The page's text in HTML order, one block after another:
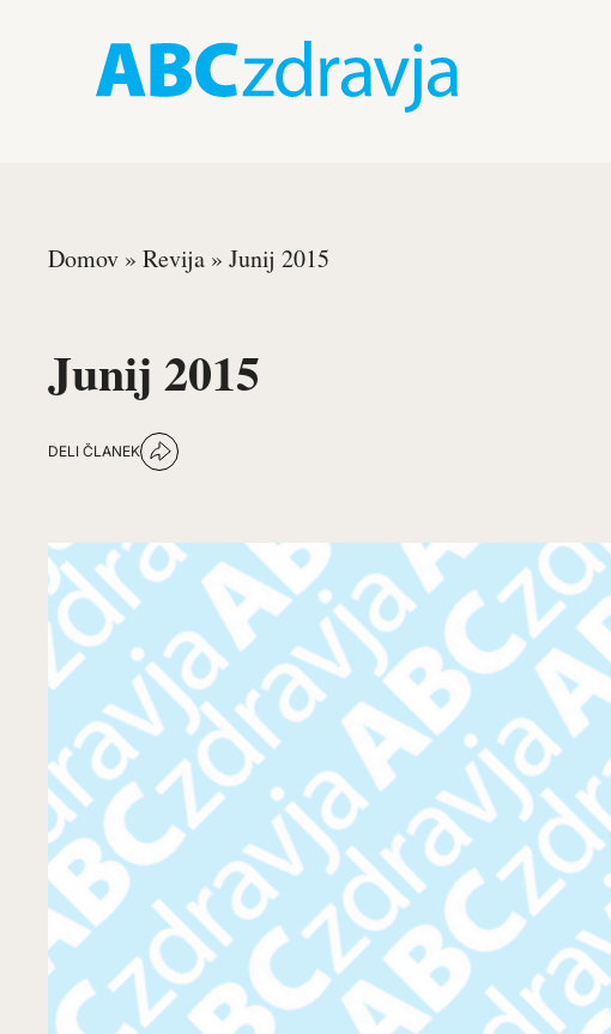
Domov » Revija » Junij 2015
Junij 2015
DELI ČLANEK